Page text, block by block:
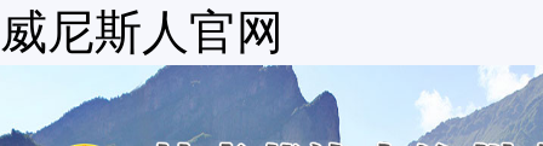
威尼斯人官网